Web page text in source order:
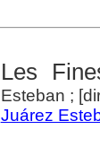
Les
Esteban ;
Juárez